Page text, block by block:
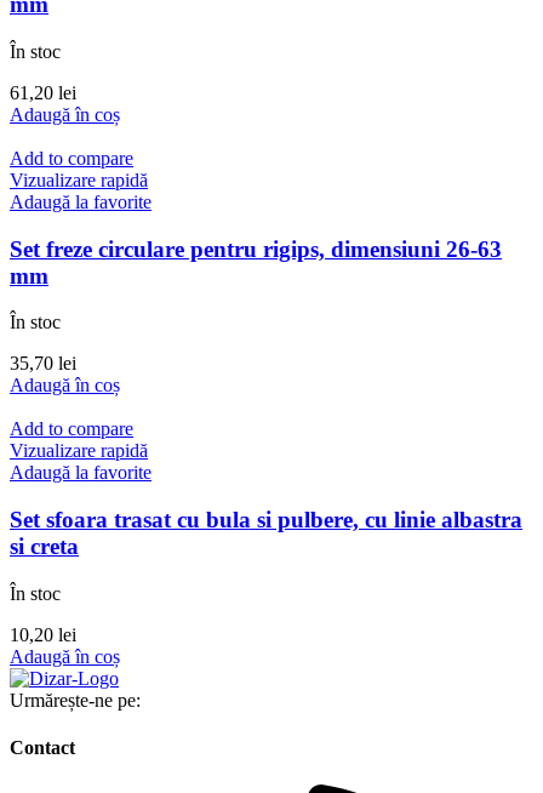
În stoc
61,20 lei
Adaugă în coș
Add to compare
Vizualizare rapidă
Adaugă la favorite
Set freze circulare pentru rigips, dimensiuni 26-63
mm
În stoc
35,70 lei
Adaugă în coș
Add to compare
Vizualizare rapidă
Adaugă la favorite
Set sfoara trasat cu bula si pulbere, cu linie albastra
si creta
În stoc
10,20 lei
Adaugă în coș
Urmărește-ne pe:
Contact